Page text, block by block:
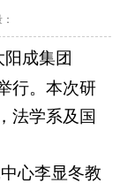
成集团
行。本次研
法学系及国
心李显冬教